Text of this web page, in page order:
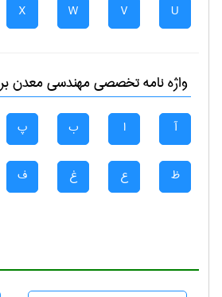
U
V
W
X
واژه نامه تخصصیمهندسی معدن
آ ا ب پ
ظ ع غ ف